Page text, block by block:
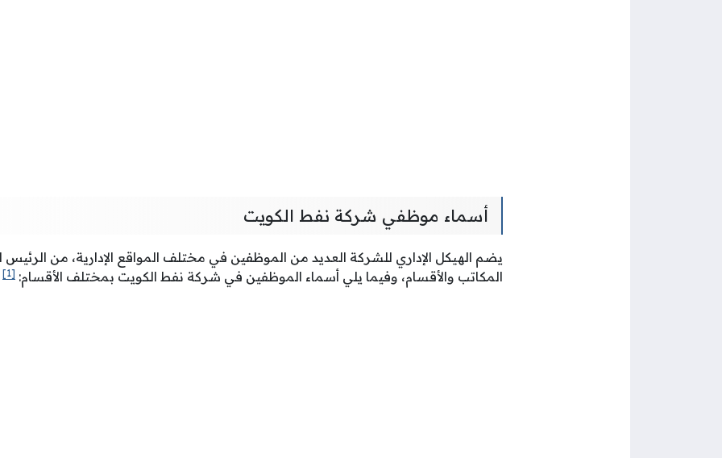
أسماء موظفي شركة نفط الكويت
يضم الهيكل الإداري للشركة العديد من الموظفين في مختلف المواقع الإدارية، من الرئيس
المكاتب والأقسام، وفيما يلي أسماء الموظفين في شركة نفط الكويت بمختلف الأقسام: [1]